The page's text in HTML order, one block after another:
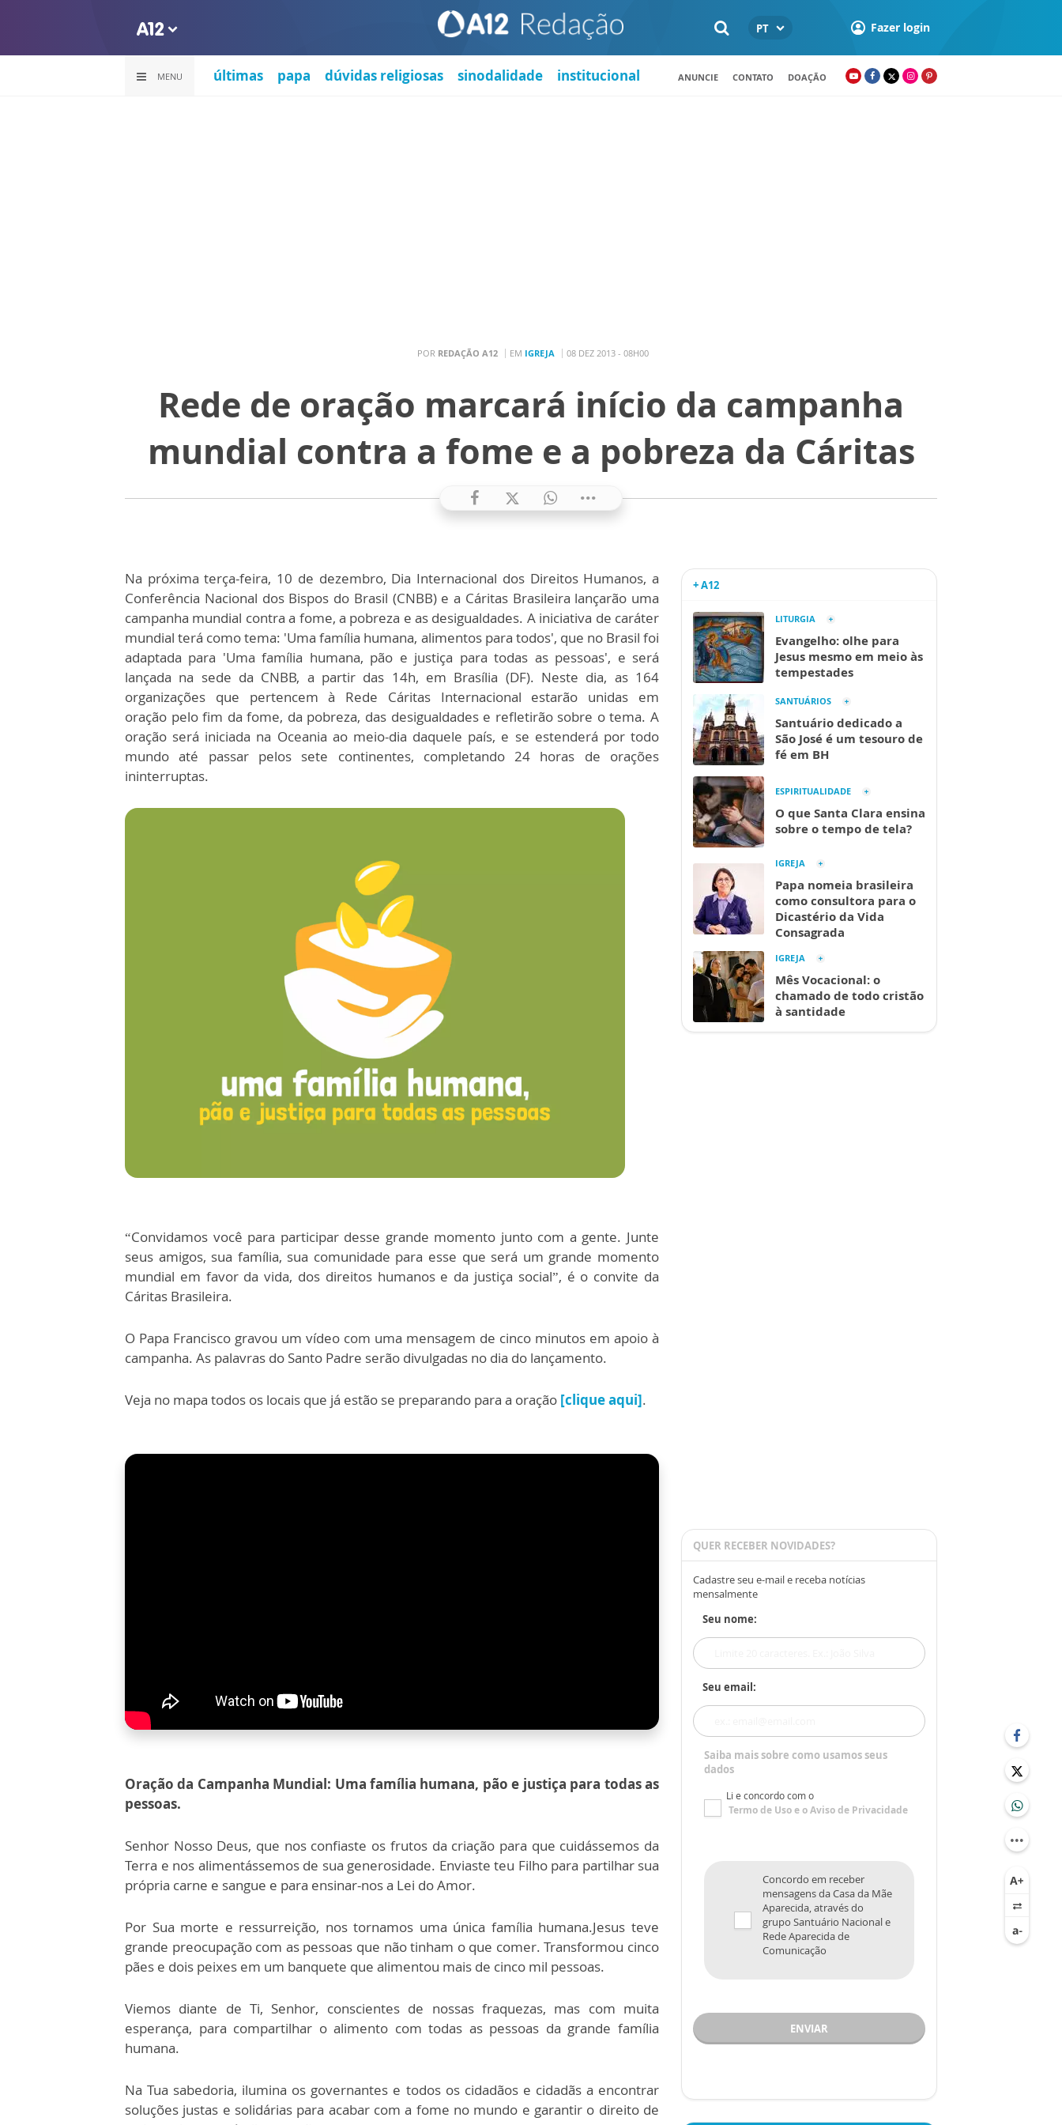
PT Fazer login
MENU últimas papa dúvidas religiosas sinodalidade institucional ANUNCIE CONTATO DOAÇÃO
POR REDAÇÃO A12 EM IGREJA 08 DEZ 2013 - 08H00
Rede de oração marcará início da campanha
mundial contra a fome e a pobreza da Cáritas
Na próxima terça-feira, 10 de dezembro, Dia Internacional dos Direitos Humanos, a
Conferência Nacional dos Bispos do Brasil (CNBB) e a Cáritas Brasileira lançarão uma
campanha mundial contra a fome, a pobreza e as desigualdades. A iniciativa de caráter
mundial terá como tema: 'Uma família humana, alimentos para todos', que no Brasil foi
adaptada para 'Uma família humana, pão e justiça para todas as pessoas', e será
lançada na sede da CNBB, a partir das 14h, em Brasília (DF). Neste dia, as 164
organizações que pertencem à Rede Cáritas Internacional estarão unidas em
oração pelo fim da fome, da pobreza, das desigualdades e refletirão sobre o tema. A
oração será iniciada na Oceania ao meio-dia daquele país, e se estenderá por todo
mundo até passar pelos sete continentes, completando 24 horas de orações
ininterruptas.
“Convidamos você para participar desse grande momento junto com a gente. Junte
seus amigos, sua família, sua comunidade para esse que será um grande momento
mundial em favor da vida, dos direitos humanos e da justiça social”, é o convite da
Cáritas Brasileira.
O Papa Francisco gravou um vídeo com uma mensagem de cinco minutos em apoio à
campanha. As palavras do Santo Padre serão divulgadas no dia do lançamento.
Veja no mapa todos os locais que já estão se preparando para a oração [clique aqui].
Oração da Campanha Mundial: Uma família humana, pão e justiça para todas as
pessoas.
Senhor Nosso Deus, que nos confiaste os frutos da criação para que cuidássemos da
Terra e nos alimentássemos de sua generosidade. Enviaste teu Filho para partilhar sua
própria carne e sangue e para ensinar-nos a Lei do Amor.
Por Sua morte e ressurreição, nos tornamos uma única família humana.Jesus teve
grande preocupação com as pessoas que não tinham o que comer. Transformou cinco
pães e dois peixes em um banquete que alimentou mais de cinco mil pessoas.
Viemos diante de Ti, Senhor, conscientes de nossas fraquezas, mas com muita
esperança, para compartilhar o alimento com todas as pessoas da grande família
humana.
Na Tua sabedoria, ilumina os governantes e todos os cidadãos e cidadãs a encontrar
soluções justas e solidárias para acabar com a fome no mundo e garantir o direito de
+ A12
LITURGIA
Evangelho: olhe para
Jesus mesmo em meio às
tempestades
SANTUÁRIOS
Santuário dedicado a
São José é um tesouro de
fé em BH
ESPIRITUALIDADE
O que Santa Clara ensina
sobre o tempo de tela?
IGREJA
Papa nomeia brasileira
como consultora para o
Dicastério da Vida
Consagrada
IGREJA
Mês Vocacional: o
chamado de todo cristão
à santidade
QUER RECEBER NOVIDADES?
Cadastre seu e-mail e receba notícias
mensalmente
Seu nome:
Seu email:
Saiba mais sobre como usamos seus
dados
Li e concordo com o
Termo de Usoe oAviso de Privacidade
Concordo em receber
mensagens da Casa da Mãe
Aparecida, através do
grupo Santuário Nacional e
Rede Aparecida de
Comunicação
ENVIAR